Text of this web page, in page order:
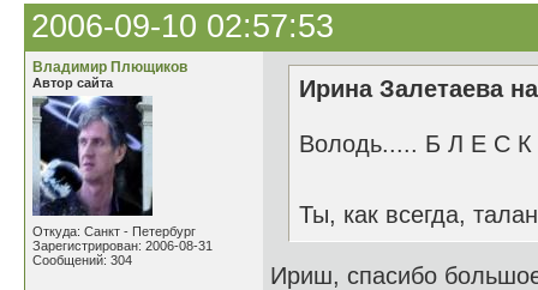
2006-09-10 02:57:53
Владимир Плющиков
Автор сайта
Откуда: Санкт - Петербург
Зарегистрирован: 2006-08-31
Сообщений: 304
Ирина Залетаева
Володь..... Б Л Е С
Ты, как всегда,
Ириш, спасибо